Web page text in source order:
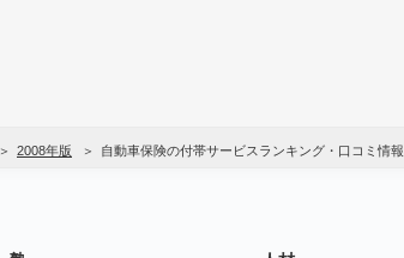
2008年版 自動車保険の付帯サービスランキング・口コミ情報